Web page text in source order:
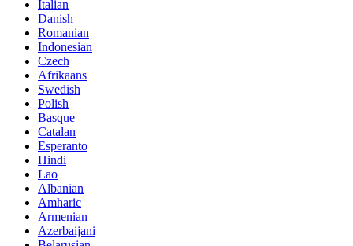
Italian
Danish
Romanian
Indonesian
Czech
Afrikaans
Swedish
Polish
Basque
Catalan
Esperanto
Hindi
Lao
Albanian
Amharic
Armenian
Azerbaijani